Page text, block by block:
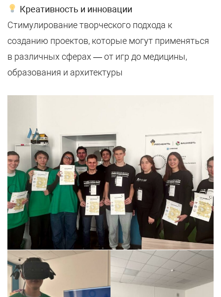
Креативность и инновации
Стимулирование творческого подхода к
созданию проектов, которые могут применяться
в различных сферах — от игр до медицины,
образования и архитектуры